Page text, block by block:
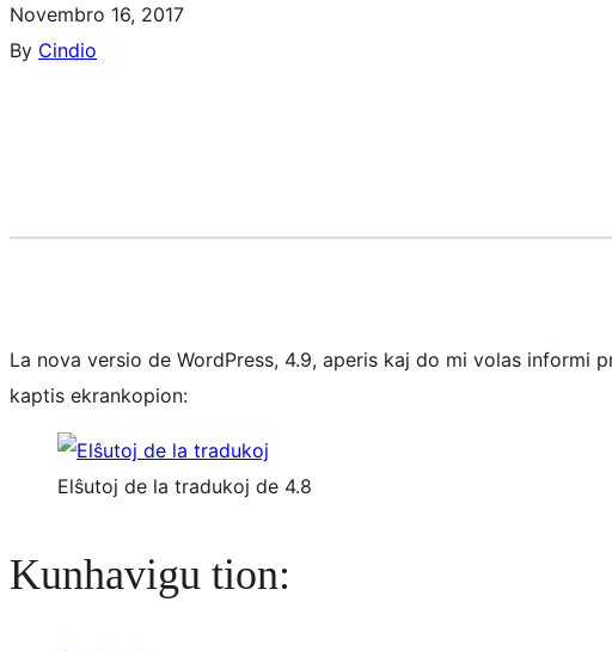
Novembro 16, 2017
By Cindio
La nova versio de WordPress, 4.9, aperis kaj do mi volas
kaptis ekrankopion:
Elŝutoj de la tradukoj de 4.8
Kunhavigu tion: